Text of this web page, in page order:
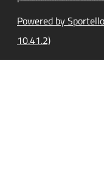
Powered by
10.41.2)